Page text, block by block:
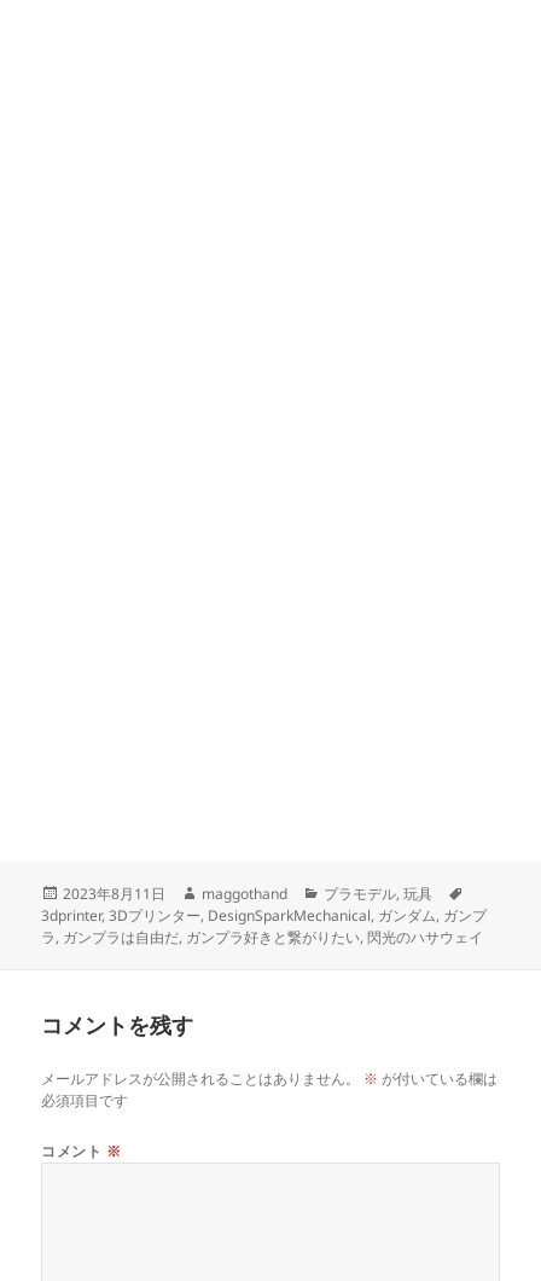
投
稿
日:
2023年8月11日
作
成
者
maggothand
カ
テ
ゴ
プラモデル,玩具
グ
3dprinter,3Dプリンター, DesignSparkMechanical, ガンダム, ガンプ
ラ, ガンプラは自由だ, ガンプラ好きと繋がりたい,閃光のハサウェイ
コメントを残す
メールアドレスが公開されることはありません。 ※ が付いている欄は
必須項目です
コメント ※